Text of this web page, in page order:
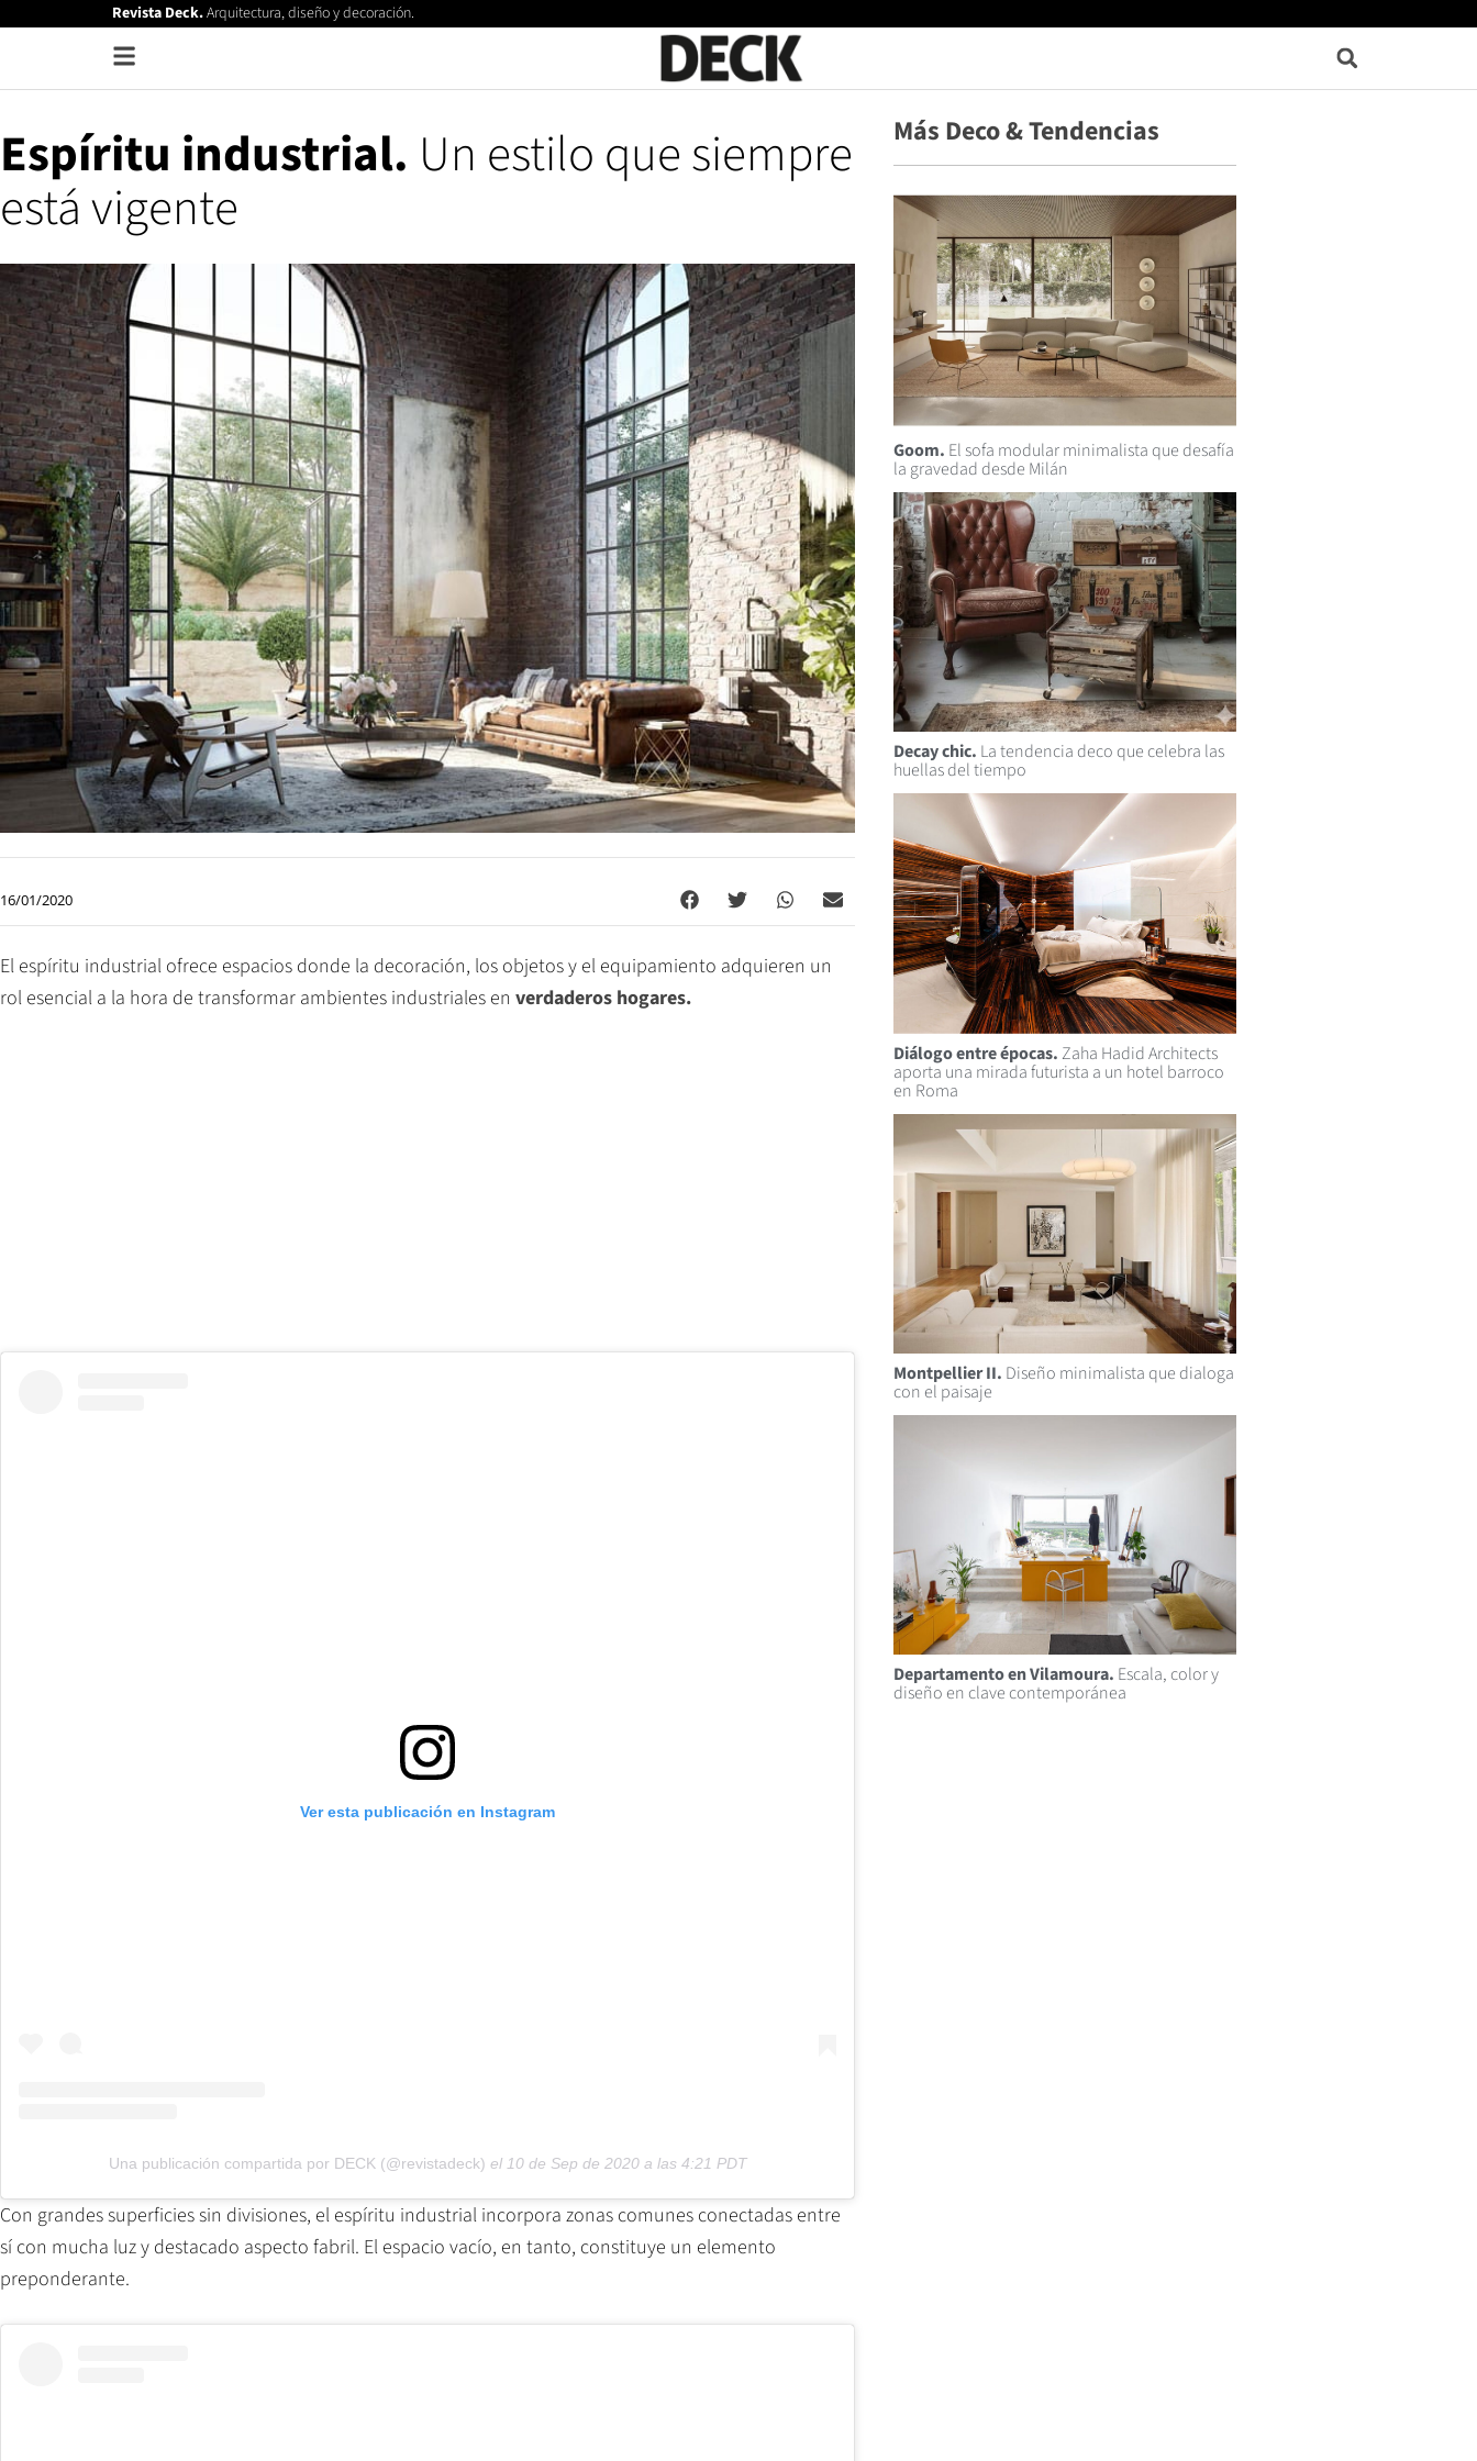
Revista Deck.Arquitectura, diseño y decoración.
Espíritu industrial. Un estilo que siempre
está vigente
16/01/2020
El espíritu industrial ofrece espacios donde la decoración, los objetos y el equipamiento adquieren un
rol esencial a la hora de transformar ambientes industriales en verdaderos hogares.
Ver esta publicación en Instagram
Una publicación compartida por DECK (@revistadeck) el 10 de Sep de 2020 a las 4:21 PDT
Con grandes superficies sin divisiones, el espíritu industrial incorpora zonas comunes conectadas entre
sí con mucha luz y destacado aspecto fabril. El espacio vacío, en tanto, constituye un elemento
preponderante.
Más Deco & Tendencias
Goom. El sofa modular minimalista que desafía
la gravedad desde Milán
Decay chic. La tendencia deco que celebra las
huellas del tiempo
Diálogo entre épocas. Zaha Hadid Architects
aporta una mirada futurista a un hotel barroco
en Roma
Montpellier II. Diseño minimalista que dialoga
con el paisaje
Departamento en Vilamoura. Escala, color y
diseño en clave contemporánea